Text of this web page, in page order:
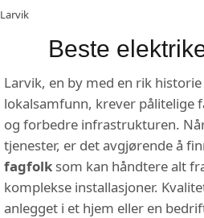
Larvik
Beste
Larvik, en by med en rik
lokalsamfunn, krever pålitelige
og forbedre infrastrukturen.
tjenester, er det avgjørende å
fagfolk som kan håndtere alt
komplekse installasjoner.
anlegget i et hjem eller en